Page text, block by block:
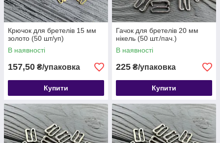
Крючок для бретелів 15 мм
золото (50 шт/уп)
В наявності
157,50 ₴/упаковка
Купити
Гачок для бретелів 20 мм
нікель (50 шт./пач.)
В наявності
225 ₴/упаковка
Купити